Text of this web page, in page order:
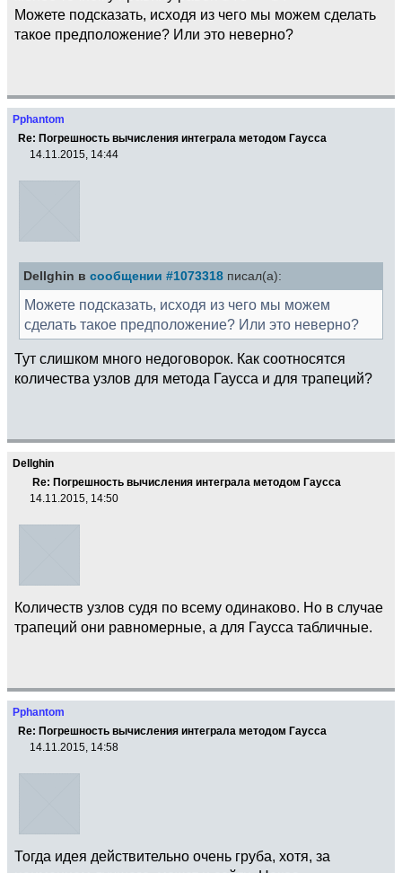
Можете подсказать, исходя из чего мы можем сделать
такое предположение? Или это неверно?
Pphantom
Re: Погрешность вычисления интеграла методом Гаусса
14.11.2015, 14:44
Dellghin в сообщении #1073318 писал(а):
Можете подсказать, исходя из чего мы можем
сделать такое предположение? Или это неверно?
Тут слишком много недоговорок. Как соотносятся
количества узлов для метода Гаусса и для трапеций?
Dellghin
Re: Погрешность вычисления интеграла методом Гаусса
14.11.2015, 14:50
Количеств узлов судя по всему одинаково. Но в случае
трапеций они равномерные, а для Гаусса табличные.
Pphantom
Re: Погрешность вычисления интеграла методом Гаусса
14.11.2015, 14:58
Тогда идея действительно очень груба, хотя, за